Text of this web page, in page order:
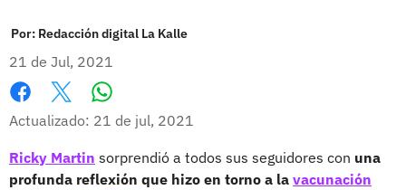
Por: Redacción digital La Kalle
21 de Jul, 2021
Facebook
X
Actualizado: 21 de jul, 2021
Ricky Martin sorprendió a todos sus seguidores con una
profunda reflexión que hizo en torno a la vacunación